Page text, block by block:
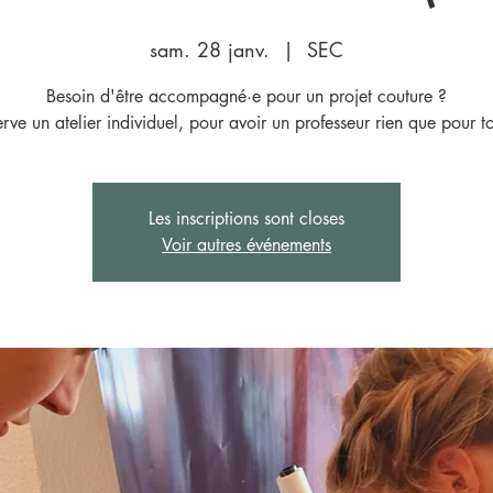
sam. 28 janv.
  |
SEC
Besoin d'être accompagné·e pour un projet couture ?
un atelier individuel, pour avoir un professeur rien que pour
Les inscriptions sont closes
Voir autres événements